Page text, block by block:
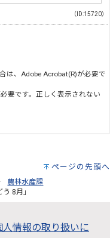
（ID:15720）
は、Adobe Acrobat(R)が必要で
要です。正しく表示されない
ページの先頭へ
農林水産課
8月」
情報の取り扱いに